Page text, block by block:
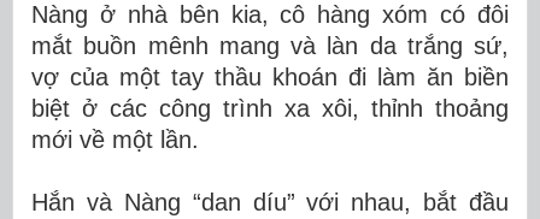
Nàng ở nhà bên kia, cô hàng xóm có đôi
mắt buồn mênh mang và làn da trắng sứ,
vợ của một tay thầu khoán đi làm ăn biền
biệt ở các công trình xa xôi, thỉnh thoảng
mới về một lần.
Hắn và Nàng “dan díu” với nhau, bắt đầu